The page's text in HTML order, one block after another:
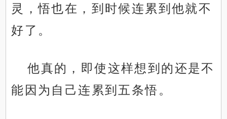
灵，悟也在，到时候连累到他就不
好了。
他真的，即使这样想到的还是不
能因为自己连累到五条悟。